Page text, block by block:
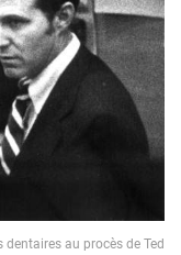
dentaires au procès de Ted